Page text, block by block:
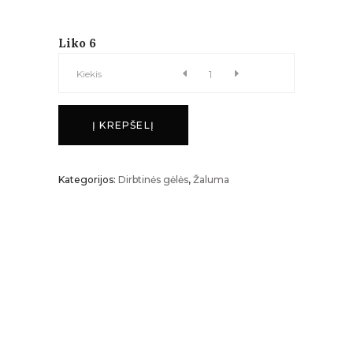
Liko 6
ČIKO
Kiekis
Į KREPŠELĮ
Kategorijos: Dirbtinės gėlės, Žaluma